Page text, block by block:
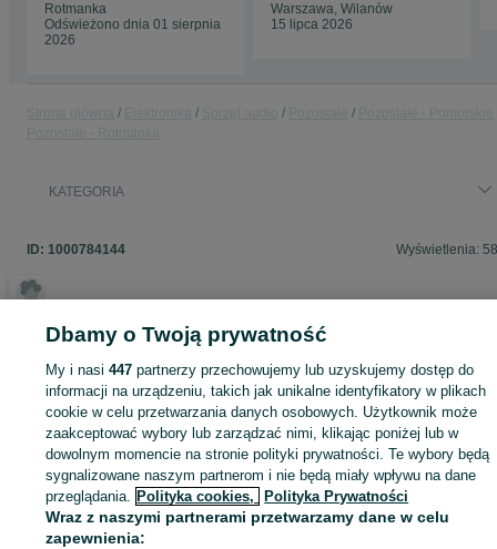
Rotmanka
Odświeżono dnia 01 sierpnia
2026
Warszawa, Wilanów
15 lipca 2026
KATEGORIA
ID: 1000784144 Wyświetlenia:
Zaloguj się lub załóż konto na OLX, aby skontaktować się z
sprzedającym
Zaloguj się / Załóż konto
Zadzwoń / SMS Wyślij wiadomość
Dbamy o Twoją prywatność
My i nasi447 partnerzy przechowujemy lub uzyskujemy dostęp do
informacji na urządzeniu, takich jak unikalne identyfikatory w plikach
cookie w celu przetwarzania danych osobowych. Użytkownik może
zaakceptować wybory lub zarządzać nimi, klikając poniżej lub w
dowolnym momencie na stronie polityki prywatności. Te wybory będą
sygnalizowane naszym partnerom i nie będą miały wpływu na dane
przeglądania. Polityka cookies, Polityka Prywatności
Wraz z naszymi partnerami przetwarzamy dane w celu
zapewnienia: